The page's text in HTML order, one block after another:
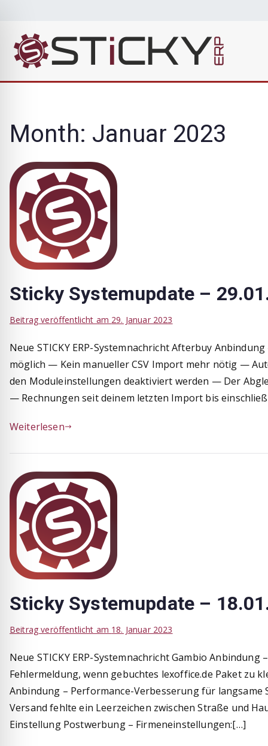
springen
Month: Januar 2023
Sticky Systemupdate –
Beitrag veröffentlicht am 29. Januar 2023
Neue STICKY ERP-Systemnachricht Afterbuy
möglich — Kein manueller CSV Import mehr nötig —
den Moduleinstellungen deaktiviert werden — Der
— Rechnungen seit deinem letzten Import bis
Weiterlesen
Sticky Systemupdate –
Beitrag veröffentlicht am 18. Januar 2023
Neue STICKY ERP-Systemnachricht Gambio
Fehlermeldung, wenn gebuchtes lexoffice.de Paket zu
Anbindung – Performance-Verbesserung für langsame
Versand fehlte ein Leerzeichen zwischen Straße und
Einstellung Postwerbung – Firmeneinstellungen:[…]